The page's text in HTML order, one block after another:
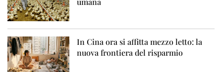
In Cina ora si affitta mezzo letto: la
nuova frontiera del risparmio